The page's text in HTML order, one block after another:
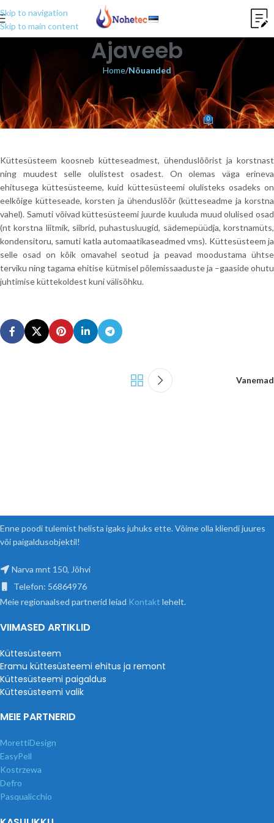
Skip to navigation
Skip to main content
Ajaveeb
Home/Nõuanded
Küttesüsteem
Nohetec teamOn november 12, 2020 0
Küttesüsteem koosneb kütteseadmest, ühenduslõõrist ja korstnast
ning muudest selle olulistest osadest. On olemas väga erineva
ehitusega küttesüsteeme, kuid küttesüsteemi olulisteks osadeks on
eelkõige kütteseade, korsten ja ühenduslõõr (kütteseadme ja korstna
vahel). Samuti võivad küttesüsteemi juurde kuuluda muud olulised osad
(nt korstna liitmik, siibrid, puhastusluugid, sädemepüüdja, korstnamüts,
kondensitoru, samuti katla automaatikaseadmed vms). Küttesüsteem ja
selle osad on kõik omavahel seotud ja peavad moodustama ühtse
terviku ning tagama ehitise kütmisel põlemissaaduste ja –gaaside ohutu
juhtimise küttekoldest kuni välisõhku.
Vanemad
Enne poodi tulemist helista igaks juhuks ette. Võime olla kliendi juures
või paigaldusobjektil!
Narva mnt 150, Jõhvi
Telefon: 56864976
Meie regionaalsed partnerid leiad Kontakt lehelt.
VIIMASED ARTIKLID
Küttesüsteem
Eramu küttesüsteemi ehitus ja remont
Küttesüsteemi paigaldus
Küttesüsteemi valik
MEIE PARTNERID
MorettiDesign
EasyPell
Kostrzewa
Defro
Pasqualicchio